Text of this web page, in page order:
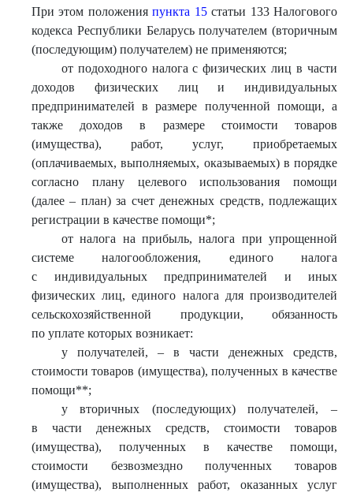
При этом положенияпункта 15статьи 133 Налогового
кодекса Республики Беларусь получателем (вторичным
(последующим) получателем) не применяются;
от подоходного налога с физических лиц в части
доходов физических лиц и индивидуальных
предпринимателей в размере полученной помощи, а
также доходов в размере стоимости товаров
(имущества), работ, услуг, приобретаемых
(оплачиваемых, выполняемых, оказываемых) в порядке
согласно плану целевого использования помощи
(далее – план) за счет денежных средств, подлежащих
регистрации в качестве помощи*;
от налога на прибыль, налога при упрощенной
системе налогообложения, единого налога
с индивидуальных предпринимателей и иных
физических лиц, единого налога для производителей
сельскохозяйственной продукции, обязанность
по уплате которых возникает:
у получателей, – в части денежных средств,
стоимости товаров (имущества), полученных в качестве
помощи**;
у вторичных (последующих) получателей, –
в части денежных средств, стоимости товаров
(имущества), полученных в качестве помощи,
стоимости безвозмездно полученных товаров
(имущества), выполненных работ, оказанных услуг